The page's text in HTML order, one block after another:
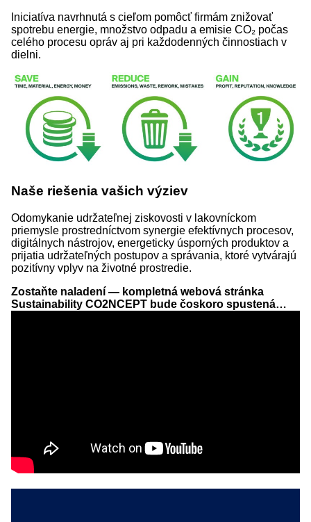
Iniciatíva navrhnutá s cieľom pomôcť firmám znižovať
spotrebu energie, množstvo odpadu a emisie CO₂ počas
celého procesu opráv aj pri každodenných činnostiach v
dielni.
Naše riešenia vašich výziev
Odomykanie udržateľnej ziskovosti v lakovníckom
priemysle prostredníctvom synergie efektívnych procesov,
digitálnych nástrojov, energeticky úsporných produktov a
prijatia udržateľných postupov a správania, ktoré vytvárajú
pozitívny vplyv na životné prostredie.
Zostaňte naladení — kompletná webová stránka
Sustainability CO2NCEPT bude čoskoro spustená…